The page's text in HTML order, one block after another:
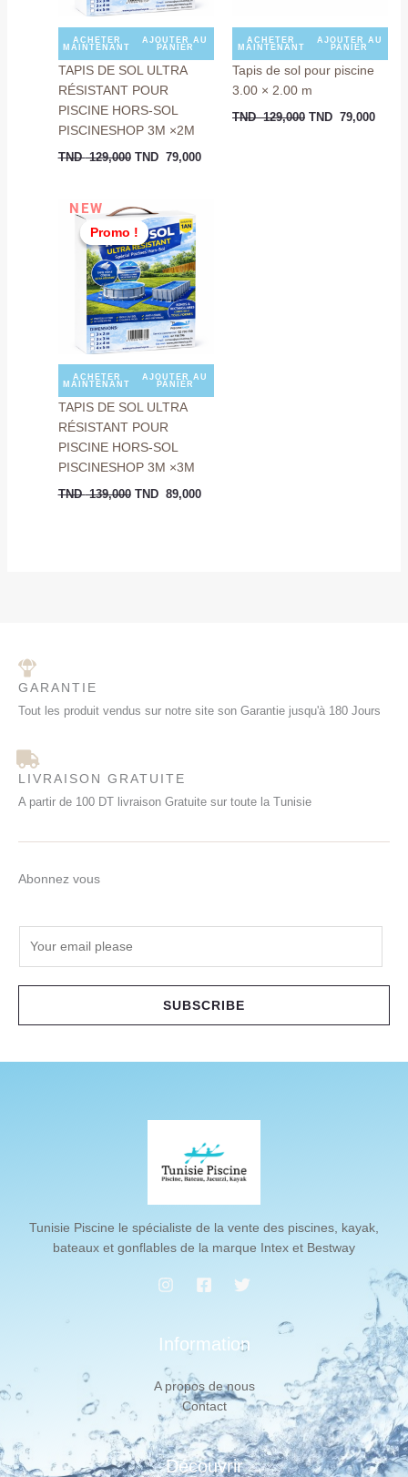
ACHETER
MAINTENANT
AJOUTER AU
PANIER
TAPIS DE SOL ULTRA
RÉSISTANT POUR
PISCINE HORS-SOL
PISCINESHOP 3M ×2M
TND129,000 TND 79,000
ACHETER
MAINTENANT
AJOUTER AU
PANIER
Tapis de sol pour piscine
3.00 × 2.00 m
TND129,000 TND 79,000
Promo !
NEW
Promo !
ACHETER
MAINTENANT
AJOUTER AU
PANIER
TAPIS DE SOL ULTRA
RÉSISTANT POUR
PISCINE HORS-SOL
PISCINESHOP 3M ×3M
TND139,000
Le
prix
initial
était :
TND
139,000.
TND 89,000
GARANTIE
Tout les produit vendus sur notre site son Garantie jusqu'à 180 Jours
LIVRAISON GRATUITE
A partir de 100 DT livraison Gratuite sur toute la Tunisie
Abonnez vous
SUBSCRIBE
Tunisie Piscine le spécialiste de la vente des piscines, kayak,
bateaux et gonflables de la marque Intex et Bestway
Information
A propos de nous
Contact
Découvrir